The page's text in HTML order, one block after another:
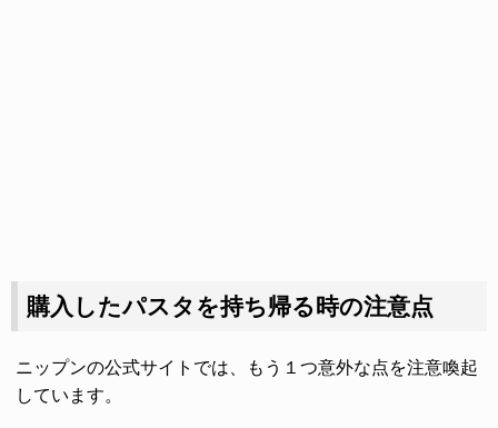
購入したパスタを持ち帰る時の注意点
ニップンの公式サイトでは、もう１つ意外な点を注意喚起
しています。